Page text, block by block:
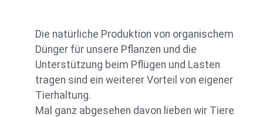
Die natürliche Produktion von organischem
Dünger für unsere Pflanzen und die
Unterstützung beim Pflügen und Lasten
tragen sind ein weiterer Vorteil von eigener
Tierhaltung.
Mal ganz abgesehen davon lieben wir Tiere